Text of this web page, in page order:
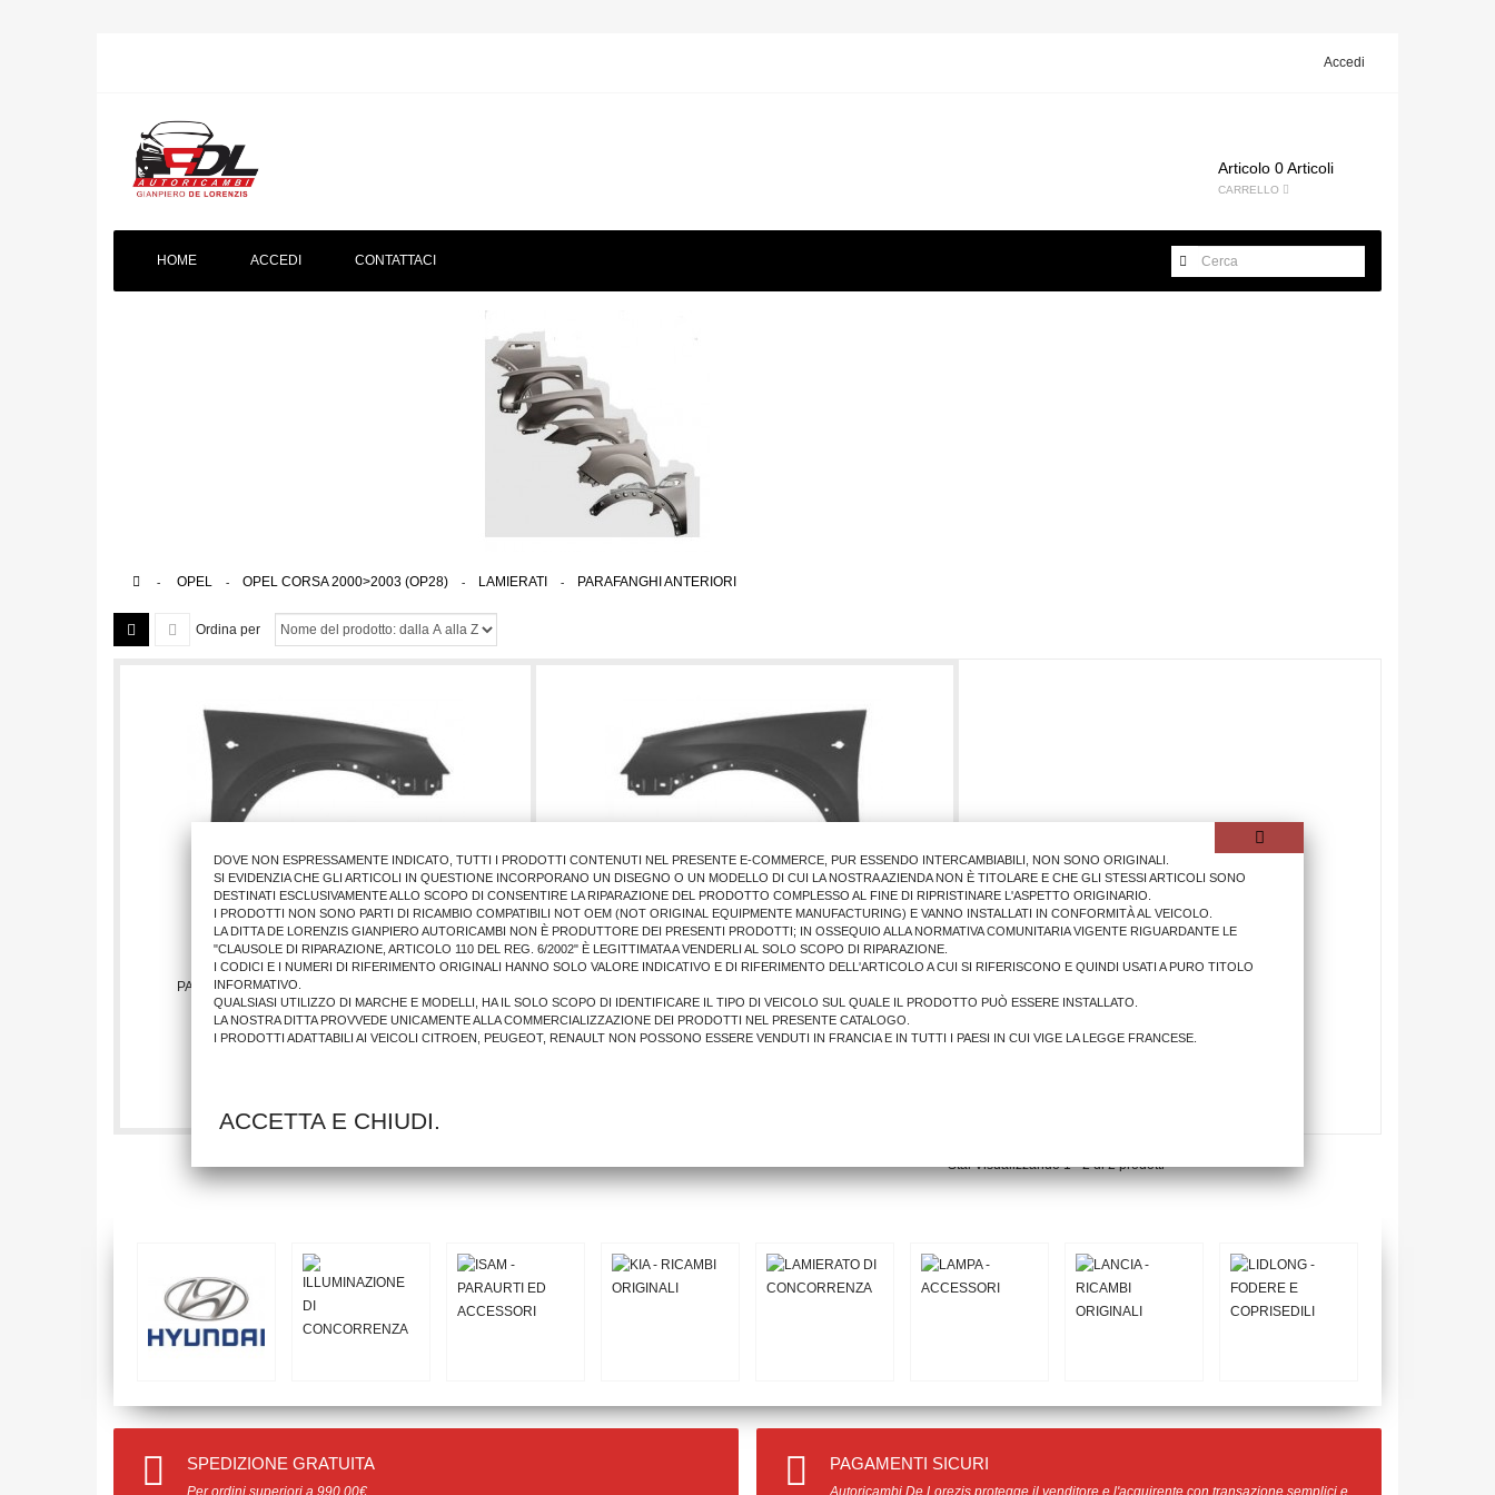
Accedi
Articolo 0 Articoli
CARRELLO
HOME ACCEDI CONTATTACI
> OPEL > OPEL CORSA 2000>2003 (OP28) > LAMIERATI > PARAFANGHI ANTERIORI
Ordina per
PARAFANGO ANTER.DX OP CORSA 2000>2006
Stai Visualizzando 1 - 2 di 2 prodotti
SPEDIZIONE GRATUITA
Per ordini superiori a 990.00€
PAGAMENTI SICURI
Autoricambi De Lorezis protegge il venditore e l'acquirente con transazione semplici e
DOVE NON ESPRESSAMENTE INDICATO, TUTTI I PRODOTTI CONTENUTI NEL PRESENTE E-COMMERCE, PUR ESSENDO INTERCAMBIABILI, NON SONO ORIGINALI.
SI EVIDENZIA CHE GLI ARTICOLI IN QUESTIONE INCORPORANO UN DISEGNO O UN MODELLO DI CUI LA NOSTRA AZIENDA NON È TITOLARE E CHE GLI STESSI ARTICOLI SONO
DESTINATI ESCLUSIVAMENTE ALLO SCOPO DI CONSENTIRE LA RIPARAZIONE DEL PRODOTTO COMPLESSO AL FINE DI RIPRISTINARE L'ASPETTO ORIGINARIO.
I PRODOTTI NON SONO PARTI DI RICAMBIO COMPATIBILI NOT OEM (NOT ORIGINAL EQUIPMENTE MANUFACTURING) E VANNO INSTALLATI IN CONFORMITÀ AL VEICOLO.
LA DITTA DE LORENZIS GIANPIERO AUTORICAMBI NON È PRODUTTORE DEI PRESENTI PRODOTTI; IN OSSEQUIO ALLA NORMATIVA COMUNITARIA VIGENTE RIGUARDANTE LE
"CLAUSOLE DI RIPARAZIONE, ARTICOLO 110 DEL REG. 6/2002" È LEGITTIMATA A VENDERLI AL SOLO SCOPO DI RIPARAZIONE.
I CODICI E I NUMERI DI RIFERIMENTO ORIGINALI HANNO SOLO VALORE INDICATIVO E DI RIFERIMENTO DELL'ARTICOLO A CUI SI RIFERISCONO E QUINDI USATI A PURO TITOLO
INFORMATIVO.
QUALSIASI UTILIZZO DI MARCHE E MODELLI, HA IL SOLO SCOPO DI IDENTIFICARE IL TIPO DI VEICOLO SUL QUALE IL PRODOTTO PUÒ ESSERE INSTALLATO.
LA NOSTRA DITTA PROVVEDE UNICAMENTE ALLA COMMERCIALIZZAZIONE DEI PRODOTTI NEL PRESENTE CATALOGO.
I PRODOTTI ADATTABILI AI VEICOLI CITROEN, PEUGEOT, RENAULT NON POSSONO ESSERE VENDUTI IN FRANCIA E IN TUTTI I PAESI IN CUI VIGE LA LEGGE FRANCESE.
ACCETTA E CHIUDI.